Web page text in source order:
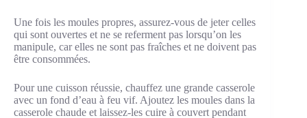
Une fois les moules propres, assurez-vous de jeter celles
qui sont ouvertes et ne se referment pas lorsqu’on les
manipule, car elles ne sont pas fraîches et ne doivent pas
être consommées.
Pour une cuisson réussie, chauffez une grande casserole
avec un fond d’eau à feu vif. Ajoutez les moules dans la
casserole chaude et laissez-les cuire à couvert pendant